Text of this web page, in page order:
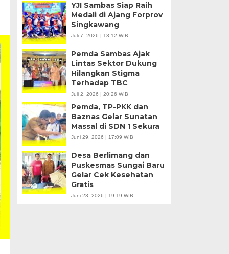
YJI Sambas Siap Raih
Medali di Ajang Forprov
Singkawang
Juli 7, 2026 | 13:12 WIB
Pemda Sambas Ajak
Lintas Sektor Dukung
Hilangkan Stigma
Terhadap TBC
Juli 2, 2026 | 20:26 WIB
Pemda, TP-PKK dan
Baznas Gelar Sunatan
Massal di SDN 1 Sekura
Juni 29, 2026 | 17:09 WIB
Desa Berlimang dan
Puskesmas Sungai Baru
Gelar Cek Kesehatan
Gratis
Juni 23, 2026 | 19:19 WIB